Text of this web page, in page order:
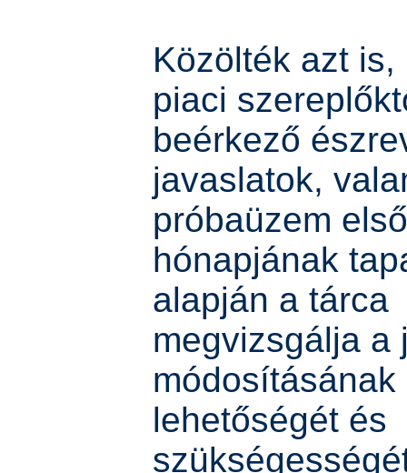
Közölték azt is,
piaci
beérkező
javaslatok,
próbaüzem
hónapjának
alapján a tárca
megvizsgálja a
módosításának
lehetőségét és